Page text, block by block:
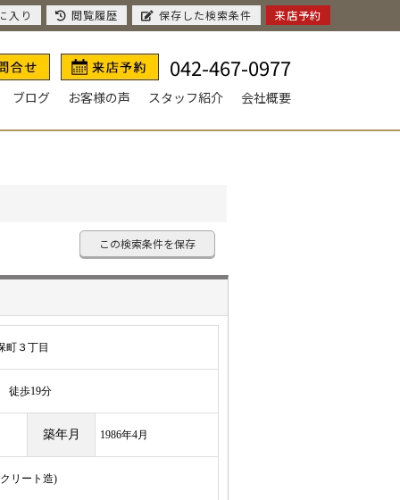
042-467-0977
ブログ お客様の声 スタッフ紹介 会社概要
この検索条件を保存
町３丁目
徒歩19分
築年月 1986年4月
リート造)
入り 閲覧履歴 保存した検索条件 来店予約